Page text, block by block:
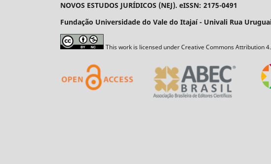
NOVOS ESTUDOS JURÍDICOS (NEJ). eISSN: 2175-0491
Fundação Universidade do Vale do Itajaí - Univali Rua
This work is licensed under Creative Commons Attribution